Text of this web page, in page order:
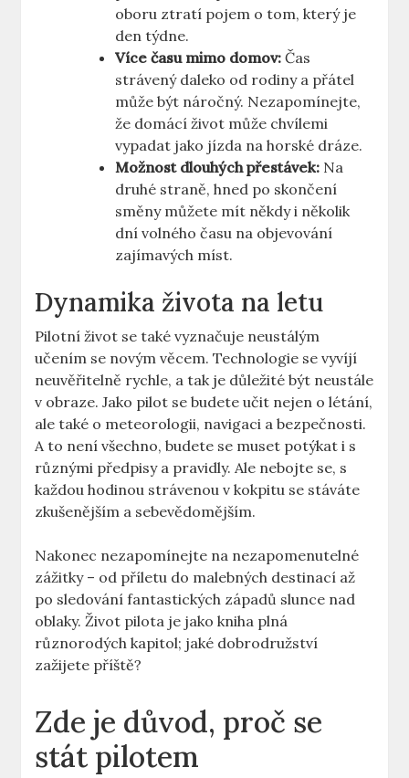
oboru ⁢ztratí​ pojem o tom, který je
den týdne.
Více času mimo domov: Čas
strávený daleko od rodiny a ⁣přátel
může být náročný. Nezapomínejte,
‌že domácí život ⁣může​ chvílemi
vypadat jako jízda na ‍horské dráze.
Možnost ‌dlouhých ⁢přestávek: Na
druhé straně, hned po skončení
směny můžete mít někdy⁢ i ⁣několik
dní ⁤volného​ času na objevování
zajímavých míst.
Dynamika ‌života na letu
Pilotní život se také vyznačuje neustálým
učením se novým⁣ věcem. Technologie se vyvíjí
neuvěřitelně rychle, a tak je důležité‍ být neustále
v obraze. Jako pilot ⁢se ‍budete ⁤učit nejen o létání,
ale také ‌o meteorologii, navigaci a ⁤bezpečnosti.
⁣A to není všechno, budete se muset potýkat⁣ i s
různými předpisy a pravidly. ‌Ale nebojte⁢ se,⁢ s
každou hodinou ⁤strávenou v kokpitu se stáváte
zkušenějším a sebevědomějším.
Nakonec nezapomínejte na nezapomenutelné
zážitky –⁤ od příletu do malebných destinací až
po sledování​ fantastických západů⁢ slunce nad
oblaky. Život pilota ‌je jako kniha ⁢plná
různorodých kapitol; jaké⁢ dobrodružství
zažijete příště?
Zde‌ je důvod, proč se
‍stát pilotem